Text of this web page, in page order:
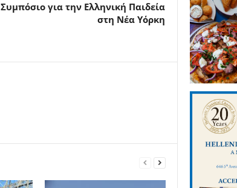
Συμπόσιο για την Ελληνική Παιδεία
στη Νέα Υόρκη